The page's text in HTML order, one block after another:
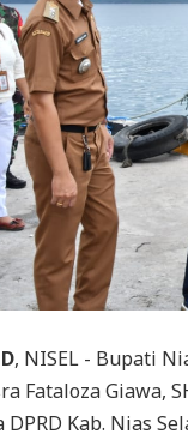
, NISEL - Bupati
Fataloza Giawa,
DPRD Kab. Nias